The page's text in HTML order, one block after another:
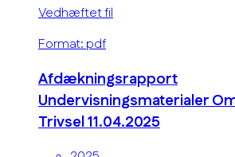
Vedhæftet fil
Format: pdf
Afdækningsrapport
Undervisningsmaterialer
Trivsel 11.04.2025